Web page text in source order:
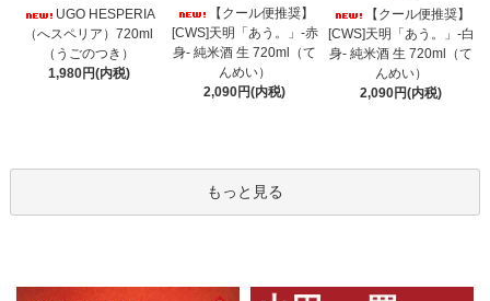
UGO HESPERIA
（へスペリア）720ml
（うごのつき）
1,980円(内税)
【クール便推奨】
[CWS]天明「あう。」-赤
身- 純米酒 生 720ml（て
んめい）
2,090円(内税)
【クール便推奨】
[CWS]天明「あう。」-白
身- 純米酒 生 720ml（て
んめい）
2,090円(内税)
もっと見る